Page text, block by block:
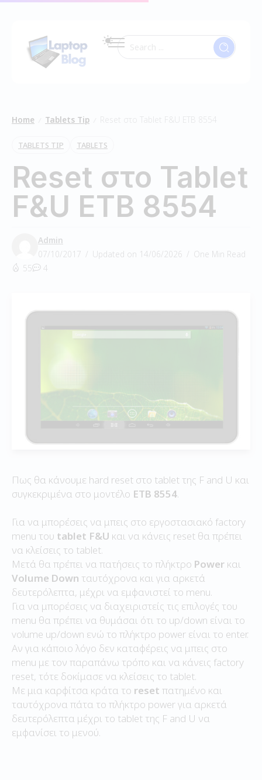
Home Tablets Tip Reset στο Tablet F&U ETB 8554
TABLETS TIP TABLETS
Reset στο Tablet
F&U ETB 8554
Admin
07/10/2017
Updated on 14/06/2026
One Min Read
55
4
Πως θα κάνουμε hard reset στο tablet της F and U και
συγκεκριμένα στο μοντέλο ETB 8554.
Για να μπορέσεις να μπεις στο εργοστασιακό factory
menu του tablet F&U και να κάνεις reset θα πρέπει
να κλείσεις το tablet.
Μετά θα πρέπει να πατήσεις το πλήκτρο Power και
Volume Down ταυτόχρονα και για αρκετά
δευτερόλεπτα, μέχρι να εμφανιστεί το menu.
Για να μπορέσεις να διαχειριστείς τις επιλογές του
menu θα πρέπει να θυμάσαι ότι το up/down είναι το
volume up/down ενώ το πλήκτρο power είναι το enter.
Αν για κάποιο λόγο δεν καταφέρεις να μπεις στο
menu με τον παραπάνω τρόπο και να κάνεις factory
reset, τότε δοκίμασε να κλείσεις το tablet.
Με μια καρφίτσα κράτα το reset πατημένο και
ταυτόχρονα πάτα το πλήκτρο power για αρκετά
δευτερόλεπτα μέχρι το tablet της F and U να
εμφανίσει το μενού.